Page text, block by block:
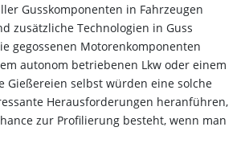
Gusskomponenten in Fahrzeugen
zusätzliche Technologien in Guss
gegossenen Motorenkomponenten
autonom betriebenen Lkw oder einem
Gießereien selbst würden eine solche
Herausforderungen heranführen,
zur Profilierung besteht, wenn man